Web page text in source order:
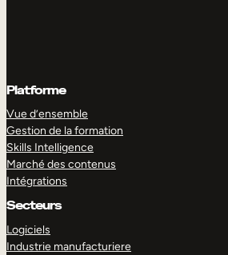
Platforme
Vue d’ensemble
Gestion de la formation
Skills Intelligence
Marché des contenus
Intégrations
Secteurs
Logiciels
Industrie manufacturiere